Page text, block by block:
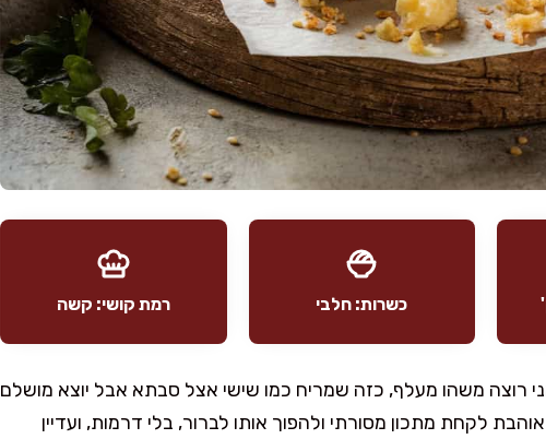
כשרות: חלבי רמת קושי: קשה
רוצה משהו מעלף, כזה שמריח כמו שישי אצל סבתא אבל יוצא מושלם
לקחת מתכון מסורתי ולהפוך אותו לברור, בלי דרמות, ועדיין